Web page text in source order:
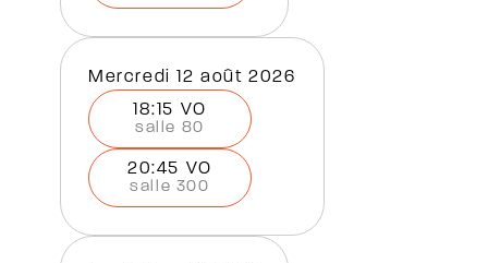
mercredi 12 août 2026
18:15 VO
salle 80
20:45 VO
salle 300